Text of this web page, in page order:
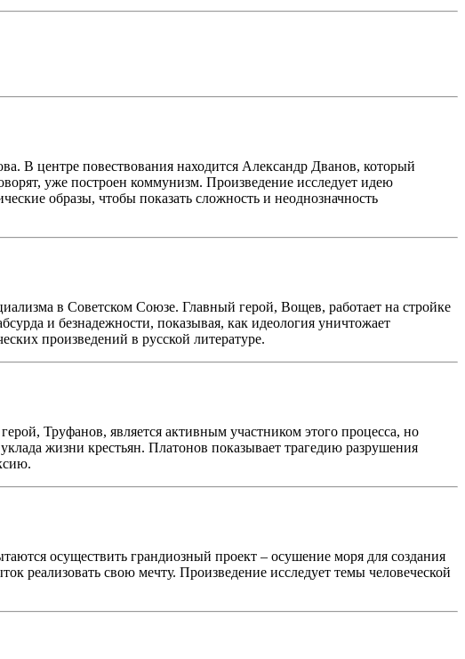
В центре повествования находится Александр Дванов, который
уже построен коммунизм. Произведение исследует идею
образы, чтобы показать сложность и неоднозначность
в Советском Союзе. Главный герой, Вощев, работает на стройке
и безнадежности, показывая, как идеология уничтожает
произведений в русской литературе.
Труфанов, является активным участником этого процесса, но
жизни крестьян. Платонов показывает трагедию разрушения
осуществить грандиозный проект – осушение моря для создания
реализовать свою мечту. Произведение исследует темы человеческой